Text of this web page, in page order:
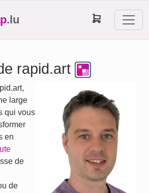
.lu
rapid.art
large
qui vous
en
de
de